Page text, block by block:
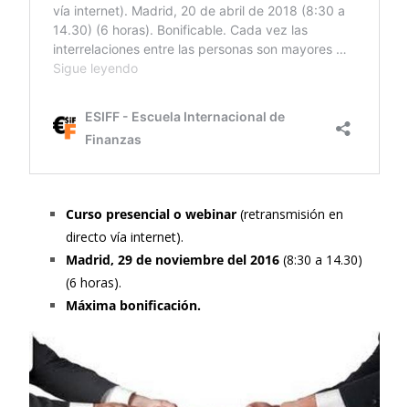
Curso presencial o webinar (retransmisión en
directo vía internet).
Madrid, 29 de noviembre del 2016 (8:30 a 14.30)
(6 horas).
Máxima bonificación.